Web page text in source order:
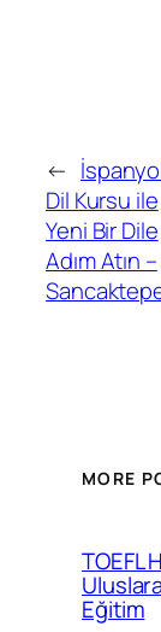
←
Dil Kursu ile
Yeni Bir Dile
Adım Atın –
MORE
TOEFL
Eğitim